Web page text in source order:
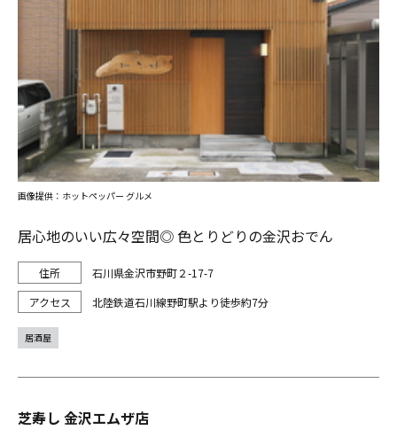
居心地のいい広々空間◎ 色とりどりの金沢おでん
石川県金沢市野町２-17-7
北陸鉄道石川線野町駅より徒歩約7分
画像提供：ホットペッパー グルメ
居酒屋
芝寿し 金沢エムザ店